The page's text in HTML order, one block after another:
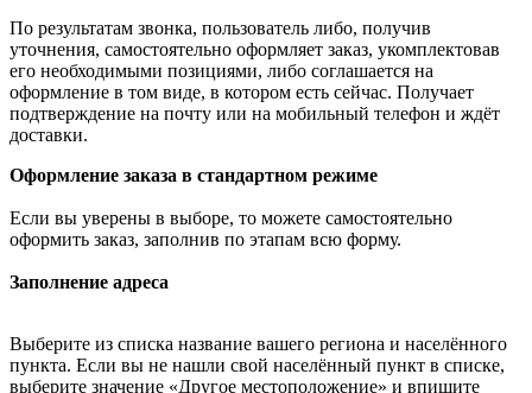
По результатам звонка, пользователь либо, получив
уточнения, самостоятельно оформляет заказ, укомплектовав
его необходимыми позициями, либо соглашается на
оформление в том виде, в котором есть сейчас. Получает
подтверждение на почту или на мобильный телефон и ждёт
доставки.
Оформление заказа в стандартном режиме
Если вы уверены в выборе, то можете самостоятельно
оформить заказ, заполнив по этапам всю форму.
Заполнение адреса
Выберите из списка название вашего региона и населённого
пункта. Если вы не нашли свой населённый пункт в списке,
выберите значение «Другое местоположение» и впишите